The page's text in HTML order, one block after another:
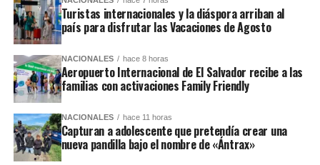
Turistas internacionales y la diáspora arriban al
país para disfrutar las Vacaciones de Agosto
NACIONALES hace 8 horas
Aeropuerto Internacional de El Salvador recibe a las
familias con activaciones Family Friendly
NACIONALES hace 11 horas
Capturan a adolescente que pretendía crear una
nueva pandilla bajo el nombre de «Ántrax»